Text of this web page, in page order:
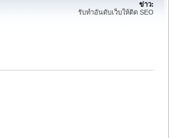
ข่าว:
รับทำอันดับเว็บให้ติด SEO